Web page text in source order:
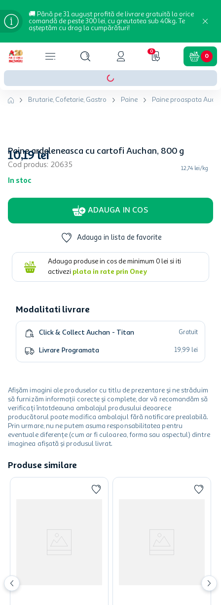
🚚 Până pe 31 august profită de livrare gratuită la orice
comandă de peste 300 lei, cu greutatea sub 40kg. Te
așteptăm cu drag la cumpărături!
0
0
Brutarie, Cofetarie, Gastro Paine Paine proaspata
Paine ardeleneasca cu cartofi Auchan, 800 g
Cod produs: 20635
In stoc
10,19lei
12,74 lei/kg
ADAUGA IN COS
Adauga in lista de favorite
Adauga produse in cos de minimum 0 lei si iti
activezi plata in rate prin Oney
Modalitati livrare
Click & Collect Auchan - Titan Gratuit
Livrare Programata 19,99 lei
Afișăm imagini ale produselor cu titlu de prezentare și ne străduim
să furnizăm informații corecte și complete, dar vă recomandăm să
verificați întotdeauna ambalajul produsului deoarece
producătorul poate modifica ambalajul fără notificare prealabilă.
Prin urmare, nu ne putem asuma responsabilitatea pentru
eventuale diferențe (cum ar fi culoarea, forma sau aspectul) dintre
imaginea afișată și produsul livrat.
Produse similare